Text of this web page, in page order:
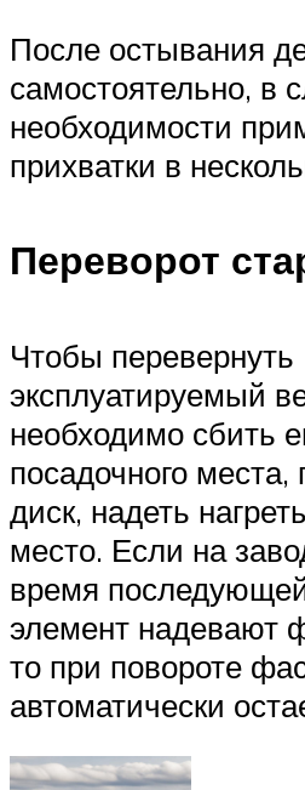
После остывания
самостоятельно, в
необходимости
прихватки в
Переворот
Чтобы перевернуть
эксплуатируемый
необходимо сбить
посадочного места,
диск, надеть
место. Если на
время
элемент надевают
то при повороте
автоматически